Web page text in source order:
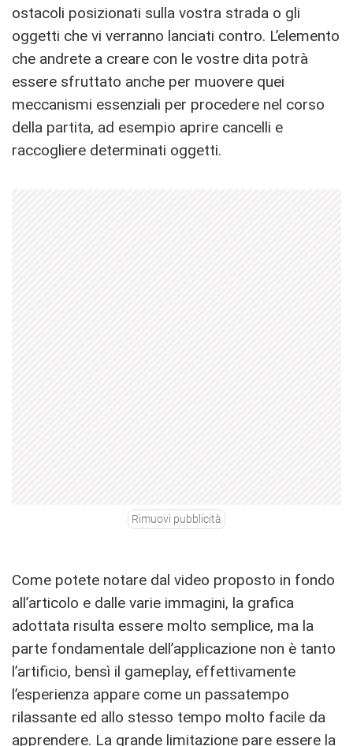
ostacoli posizionati sulla vostra strada o gli
oggetti che vi verranno lanciati contro. L’elemento
che andrete a creare con le vostre dita potrà
essere sfruttato anche per muovere quei
meccanismi essenziali per procedere nel corso
della partita, ad esempio aprire cancelli e
raccogliere determinati oggetti.
Rimuovi pubblicità
Come potete notare dal video proposto in fondo
all’articolo e dalle varie immagini, la grafica
adottata risulta essere molto semplice, ma la
parte fondamentale dell’applicazione non è tanto
l’artificio, bensì il gameplay, effettivamente
l’esperienza appare come un passatempo
rilassante ed allo stesso tempo molto facile da
apprendere. La grande limitazione pare essere la